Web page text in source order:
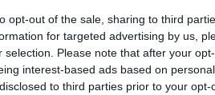
opt-out of the sale, sharing to third
for targeted advertising by us,
selection. Please note that after your
interest-based ads based on
to third parties prior to your
praticamente tutto.